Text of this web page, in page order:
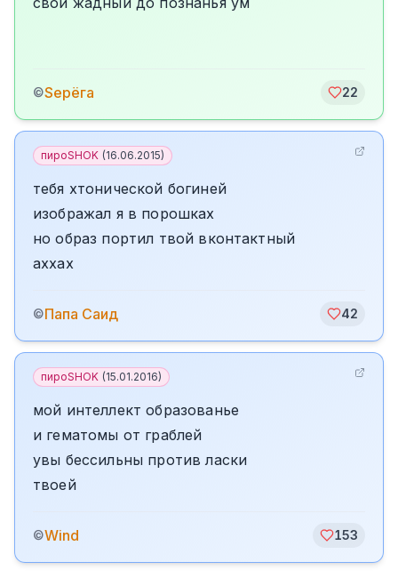
©Sерёга 22
пироSHOK (16.06.2015)
тебя хтонической богиней
изображал я в порошках
но образ портил твой вконтактный
аххах
©Папа Саид 42
пироSHOK (15.01.2016)
мой интеллект образованье
и гематомы от граблей
увы бессильны против ласки
твоей
©Wind 153